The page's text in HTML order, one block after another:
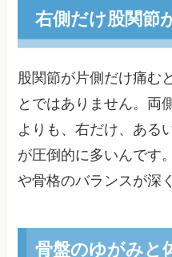
右側だけ股関節
股関節が片側だけ痛む
とではありません。両
よりも、右だけ、ある
が圧倒的に多いんです
や骨格のバランスが深
骨盤のゆがみと